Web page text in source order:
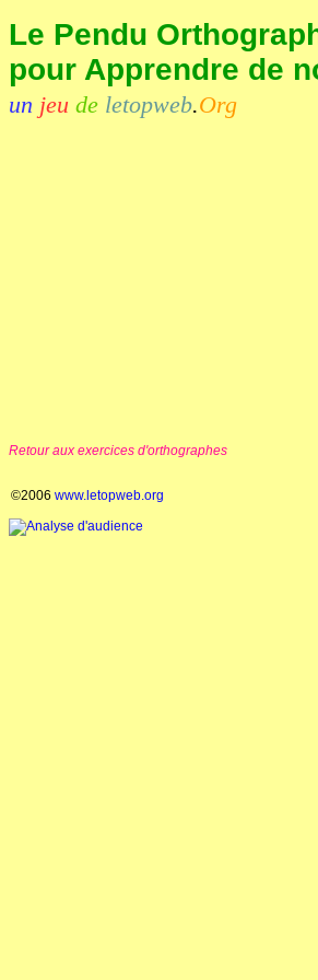
Le Pendu
pour Apprendre de
un jeu de letopweb.Org
Retour aux exercices d'orthographes
©2006 www.letopweb.org